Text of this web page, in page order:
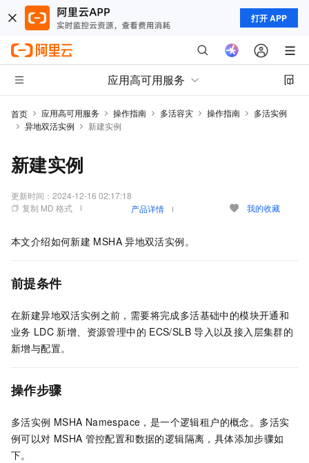
打开 APP
应用高可用服务
首页 应用高可用服务 操作指南 多活容灾 操作指南
多活实例
异地双活实例
新建实例
新建实例
更新时间： 2024-12-16 02:17:18
复制 MD 格式
产品详情 我的收藏
本文介绍如何新建 MSHA 异地双活实例。
前提条件
在新建异地双活实例之前，需要将完成多活基础中的模块开通和
业务 LDC 新增、资源管理中的 ECS/SLB 导入以及接入层集群的
新增与配置。
操作步骤
多活实例 MSHA Namespace，是一个逻辑租户的概念。多活实
例可以对 MSHA 管控配置和数据的逻辑隔离，具体添加步骤如
下。